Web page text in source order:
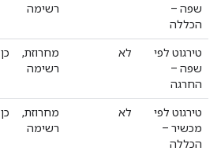
שפה –
הכללה
רשימה
טירגוט לפי
שפה –
החרגה
לא
מחרוזת,
רשימה
כן
טירגוט לפי
מכשיר –
הכללה
לא
מחרוזת,
רשימה
כן